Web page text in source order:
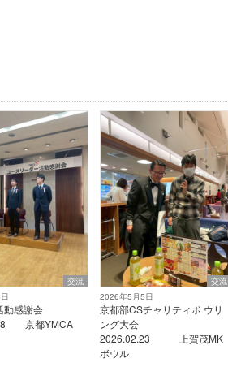
交流
動感謝会
京都YMCA
交流
2026年5月5日
京都部CSチャリティボ ウリ
ング大会
2026.02.23 上賀茂MK
ボウル